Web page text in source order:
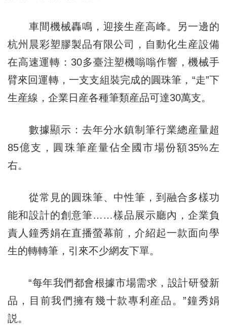
車間機械轟鳴，迎接生産高峰。另一邊的
杭州晨彩塑膠製品有限公司，自動化生産設備
在高速運轉：30多臺注塑機嗡嗡作響，機械手
臂來回運轉，一支支組裝完成的圓珠筆，“走”下
生産線，企業日産各種筆類産品可達30萬支。
數據顯示：去年分水鎮制筆行業總産量超
85億支，圓珠筆産量佔全國市場份額35%左
右。
從常見的圓珠筆、中性筆，到融合多樣功
能和設計的創意筆……樣品展示廳內，企業負
責人鐘秀娟在直播螢幕前，介紹起一款面向學
生的轉轉筆，引來不少網友下單。
“每年我們都會根據市場需求，設計研發新
品，目前我們擁有幾十款專利産品。”鐘秀娟
説。